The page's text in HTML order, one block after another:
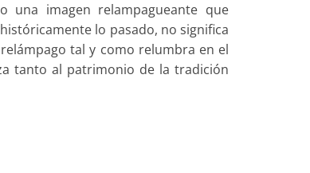
imagen relampagueante que
lo pasado, no significa
tal y como relumbra en el
tanto al patrimonio de la tradición